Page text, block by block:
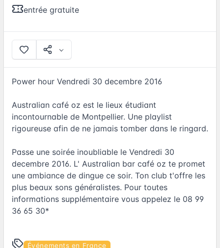
entrée gratuite
Power hour Vendredi 30 decembre 2016
Australian café oz est le lieux étudiant
incontournable de Montpellier. Une playlist
rigoureuse afin de ne jamais tomber dans le ringard.
Passe une soirée inoubliable le Vendredi 30
decembre 2016. L' Australian bar café oz te promet
une ambiance de dingue ce soir. Ton club t'offre les
plus beaux sons généralistes. Pour toutes
informations supplémentaire vous appelez le 08 99
36 65 30*
Événements en France